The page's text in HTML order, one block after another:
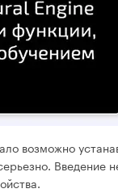
возможно
Введение